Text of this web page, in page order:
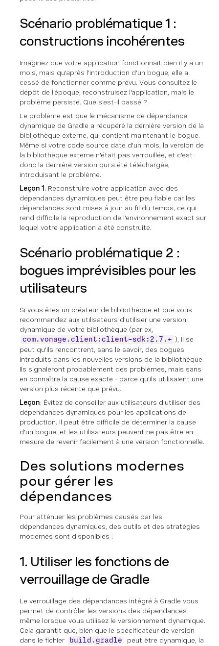
Scénario problématique 1 :
constructions incohérentes
Imaginez que votre application fonctionnait bien il y a un
mois, mais qu'après l'introduction d'un bogue, elle a
cessé de fonctionner comme prévu. Vous consultez le
dépôt de l'époque, reconstruisez l'application, mais le
problème persiste. Que s'est-il passé ?
Le problème est que le mécanisme de dépendance
dynamique de Gradle a récupéré la dernière version de la
bibliothèque externe, qui contient maintenant le bogue.
Même si votre code source date d'un mois, la version de
la bibliothèque externe n'était pas verrouillée, et c'est
donc la dernière version qui a été téléchargée,
introduisant le problème.
Leçon 1 : Reconstruire votre application avec des
dépendances dynamiques peut être peu fiable car les
dépendances sont mises à jour au fil du temps, ce qui
rend difficile la reproduction de l'environnement exact sur
lequel votre application a été construite.
Scénario problématique 2 :
bogues imprévisibles pour les
utilisateurs
Si vous êtes un créateur de bibliothèque et que vous
recommandez aux utilisateurs d'utiliser une version
dynamique de votre bibliothèque (par ex,
com.vonage.client:client-sdk:2.7.+ ), il se
peut qu'ils rencontrent, sans le savoir, des bogues
introduits dans les nouvelles versions de la bibliothèque.
Ils signaleront probablement des problèmes, mais sans
en connaître la cause exacte - parce qu'ils utilisaient une
version plus récente que prévu.
Leçon: Évitez de conseiller aux utilisateurs d'utiliser des
dépendances dynamiques pour les applications de
production. Il peut être difficile de déterminer la cause
d'un bogue, et les utilisateurs peuvent ne pas être en
mesure de revenir facilement à une version fonctionnelle.
Des solutions modernes
pour gérer les
dépendances
Pour atténuer les problèmes causés par les
dépendances dynamiques, des outils et des stratégies
modernes sont disponibles :
1. Utiliser les fonctions de
verrouillage de Gradle
Le verrouillage des dépendances intégré à Gradle vous
permet de contrôler les versions des dépendances
même lorsque vous utilisez le versionnement dynamique.
Cela garantit que, bien que le spécificateur de version
dans le fichier
build.gradle
peut être dynamique, la